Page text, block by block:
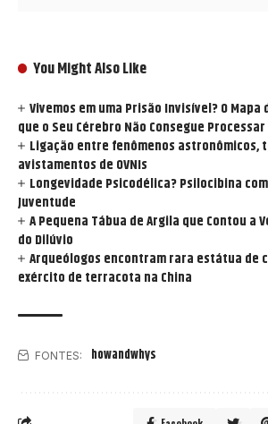
You Might Also Like
Vivemos em uma Prisão Invisível? O Mapa
que o Seu Cérebro Não Consegue Processar
Ligação entre fenômenos astronômicos,
avistamentos de OVNIs
Longevidade Psicodélica? Psilocibina
Juventude
A Pequena Tábua de Argila que Contou a
do Dilúvio
Arqueólogos encontram rara estátua de
exército de terracota na China
FONTES: howandwhys